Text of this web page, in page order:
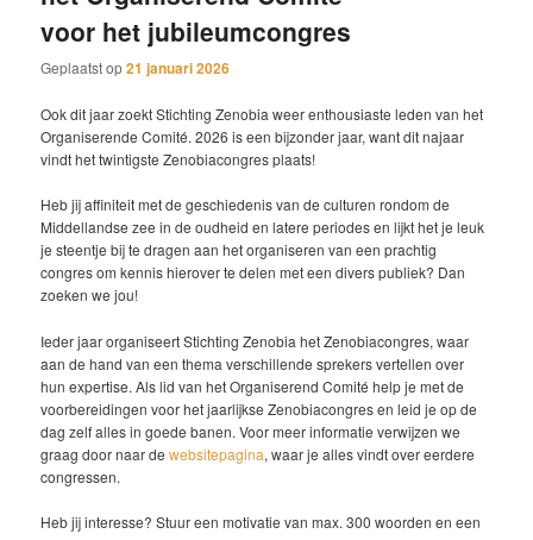
voor het jubileumcongres
Geplaatst op21 januari 2026
Ook dit jaar zoekt Stichting Zenobia weer enthousiaste leden van het
Organiserende Comité. 2026 is een bijzonder jaar, want dit najaar
vindt het twintigste Zenobiacongres plaats!
Heb jij affiniteit met de geschiedenis van de culturen rondom de
Middellandse zee in de oudheid en latere periodes en lijkt het je leuk
je steentje bij te dragen aan het organiseren van een prachtig
congres om kennis hierover te delen met een divers publiek? Dan
zoeken we jou!
Ieder jaar organiseert Stichting Zenobia het Zenobiacongres, waar
aan de hand van een thema verschillende sprekers vertellen over
hun expertise. Als lid van het Organiserend Comité help je met de
voorbereidingen voor het jaarlijkse Zenobiacongres en leid je op de
dag zelf alles in goede banen. Voor meer informatie verwijzen we
graag door naar dewebsitepagina, waar je alles vindt over eerdere
congressen.
Heb jij interesse? Stuur een motivatie van max. 300 woorden en een